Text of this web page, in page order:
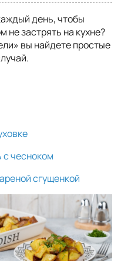
день, чтобы
не застрять на кухне?
вы найдете простые
чесноком
сгущенкой